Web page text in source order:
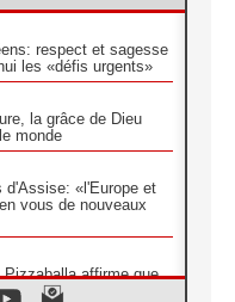
respect et sagesse
les «défis urgents»
la grâce de Dieu
monde
d'Assise: «l'Europe et
vous de nouveaux
affirme que
la paix»